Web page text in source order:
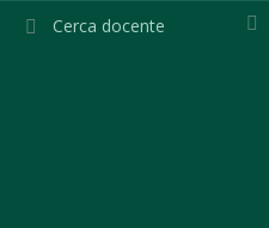
Cerca docente